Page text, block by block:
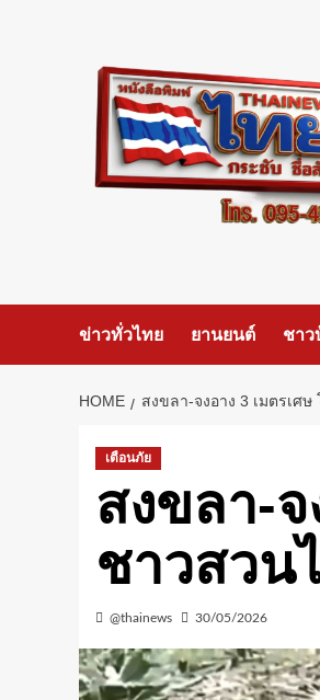
ข่าวทั่วไทย ยานยนต์ ชาว
HOME สงขลา-จงอาง 3 เมตรเศ
เตือนภัย
สงขลา-จ
ชาวสวน
@thainews 30/05/2026